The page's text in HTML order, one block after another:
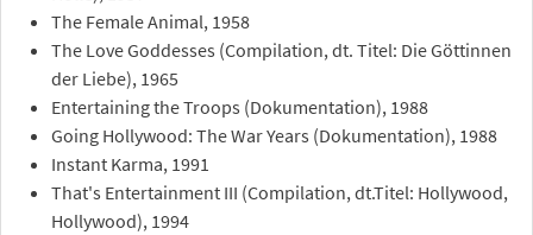
The Female Animal, 1958
The Love Goddesses (Compilation, dt. Titel: Die Göttinnen
der Liebe), 1965
Entertaining the Troops (Dokumentation), 1988
Going Hollywood: The War Years (Dokumentation), 1988
Instant Karma, 1991
That's Entertainment III (Compilation, dt.Titel: Hollywood,
Hollywood), 1994